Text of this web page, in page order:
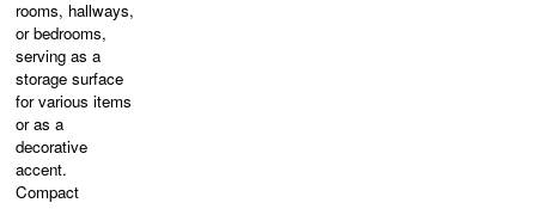
rooms, hallways,
or bedrooms,
serving as a
storage surface
for various items
or as a
decorative
accent.
Compact